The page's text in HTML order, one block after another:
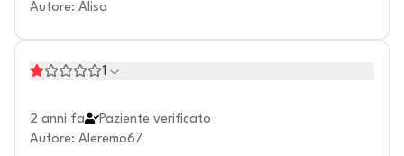
Autore: Alisa
1
2 anni fa
Paziente verificato
Autore: Aleremo67